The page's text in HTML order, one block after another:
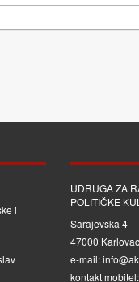
i
UDRUGA ZA
POLITIČKE
Sarajevska 4
47000 Karlovac
e-mail:
kontakt